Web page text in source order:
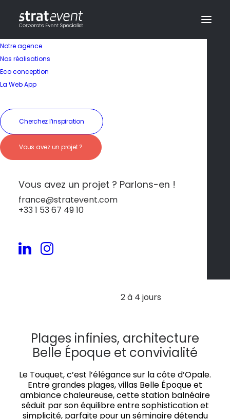
Notre agence
Nos réalisations
Eco conception
La Web App
Cherchez l’inspiration
Vous avez un projet ?
Vous avez un projet ? Parlons-en !
france@stratevent.com
+33 1 53 67 49 10
Séminaire en France
le Touquet – Charme
balnéaire et élégance
nordiste
Le Touquet
2 à 4 jours
Plages infinies, architecture
Belle Époque et convivialité
Le Touquet, c’est l’élégance sur la côte d’Opale.
Entre grandes plages, villas Belle Époque et
ambiance chaleureuse, cette station balnéaire
séduit par son équilibre entre sophistication et
simplicité, parfaite pour un séminaire détendu